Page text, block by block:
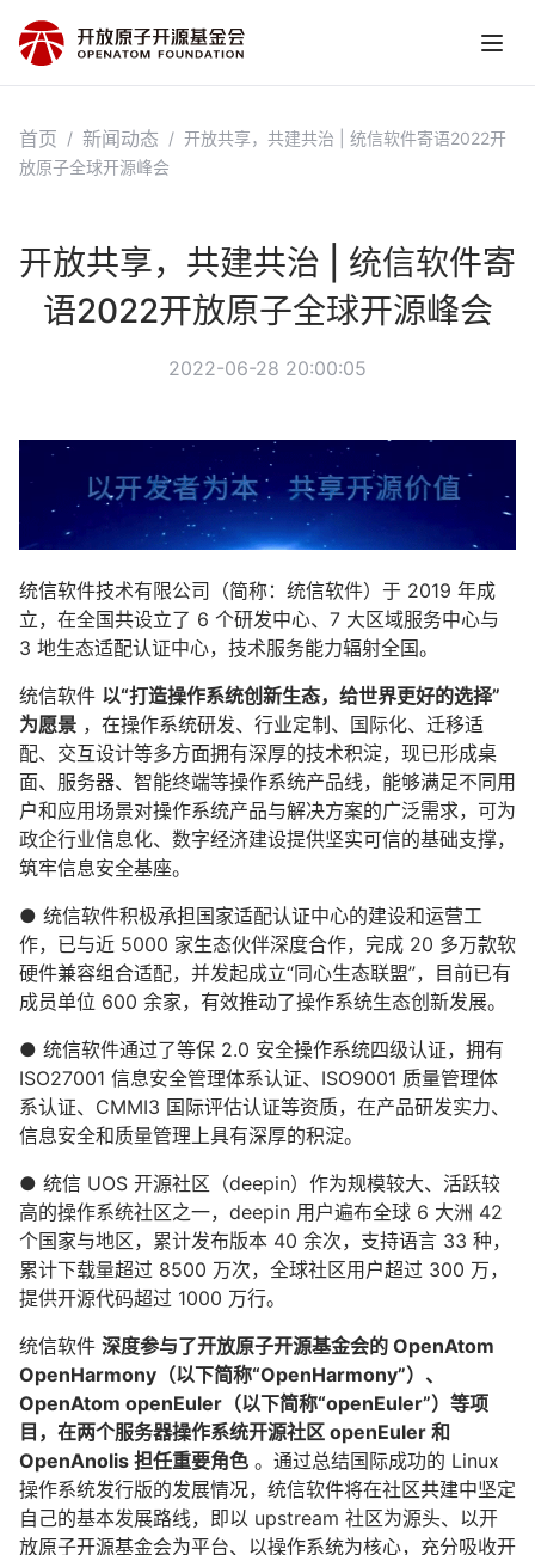
首页 / 新闻动态 / 开放共享，共建共治 | 统信软件寄语2022开
放原子全球开源峰会
开放共享，共建共治 | 统信软件寄
语2022开放原子全球开源峰会
2022-06-28 20:00:05
统信软件技术有限公司（简称：统信软件）于 2019 年成
立，在全国共设立了 6 个研发中心、7 大区域服务中心与
3 地生态适配认证中心，技术服务能力辐射全国。
统信软件 以“打造操作系统创新生态，给世界更好的选择”
为愿景 ，在操作系统研发、行业定制、国际化、迁移适
配、交互设计等多方面拥有深厚的技术积淀，现已形成桌
面、服务器、智能终端等操作系统产品线，能够满足不同用
户和应用场景对操作系统产品与解决方案的广泛需求，可为
政企行业信息化、数字经济建设提供坚实可信的基础支撑，
筑牢信息安全基座。
● 统信软件积极承担国家适配认证中心的建设和运营工
作，已与近 5000 家生态伙伴深度合作，完成 20 多万款软
硬件兼容组合适配，并发起成立“同心生态联盟”，目前已有
成员单位 600 余家，有效推动了操作系统生态创新发展。
● 统信软件通过了等保 2.0 安全操作系统四级认证，拥有
ISO27001 信息安全管理体系认证、ISO9001 质量管理体
系认证、CMMI3 国际评估认证等资质，在产品研发实力、
信息安全和质量管理上具有深厚的积淀。
● 统信 UOS 开源社区（deepin）作为规模较大、活跃较
高的操作系统社区之一，deepin 用户遍布全球 6 大洲 42
个国家与地区，累计发布版本 40 余次，支持语言 33 种，
累计下载量超过 8500 万次，全球社区用户超过 300 万，
提供开源代码超过 1000 万行。
统信软件 深度参与了开放原子开源基金会的 OpenAtom
OpenHarmony（以下简称“OpenHarmony”）、
OpenAtom openEuler（以下简称“openEuler”）等项
目，在两个服务器操作系统开源社区 openEuler 和
OpenAnolis 担任重要角色 。通过总结国际成功的 Linux
操作系统发行版的发展情况，统信软件将在社区共建中坚定
自己的基本发展路线，即以 upstream 社区为源头、以开
放原子开源基金会为平台、以操作系统为核心，充分吸收开